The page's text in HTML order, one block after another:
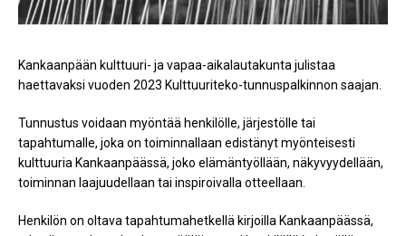
Kankaanpään kulttuuri- ja vapaa-aikalautakunta julistaa
haettavaksi vuoden 2023 Kulttuuriteko-tunnuspalkinnon saajan.
Tunnustus voidaan myöntää henkilölle, järjestölle tai
tapahtumalle, joka on toiminnallaan edistänyt myönteisesti
kulttuuria Kankaanpäässä, joko elämäntyöllään, näkyvyydellään,
toiminnan laajuudellaan tai inspiroivalla otteellaan.
Henkilön on oltava tapahtumahetkellä kirjoilla Kankaanpäässä,